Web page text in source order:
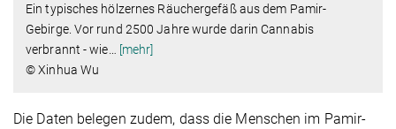
Ein typisches hölzernes Räuchergefäß aus dem Pamir-
Gebirge. Vor rund 2500 Jahre wurde darin Cannabis
verbrannt - wie… [mehr]
© Xinhua Wu
Die Daten belegen zudem, dass die Menschen im Pamir-